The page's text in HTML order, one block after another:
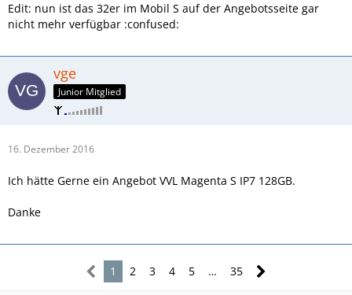
Edit: nun ist das 32er im Mobil S auf der Angebotsseite gar
nicht mehr verfügbar :confused:
vge
Junior Mitglied
16. Dezember 2016
Ich hätte Gerne ein Angebot VVL Magenta S IP7 128GB.
Danke
1 2 3 4 5 … 35